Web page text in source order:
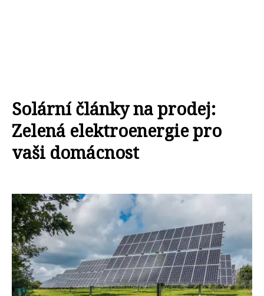
Solární články na prodej:
Zelená elektroenergie pro
vaši domácnost